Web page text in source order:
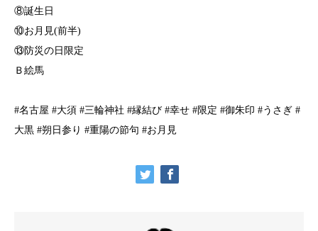
⑧誕生日
⑩お月見(前半)
⑬防災の日限定
Ｂ絵馬
#名古屋 #大須 #三輪神社 #縁結び #幸せ #限定 #御朱印 #うさぎ #
大黒 #朔日参り #重陽の節句 #お月見